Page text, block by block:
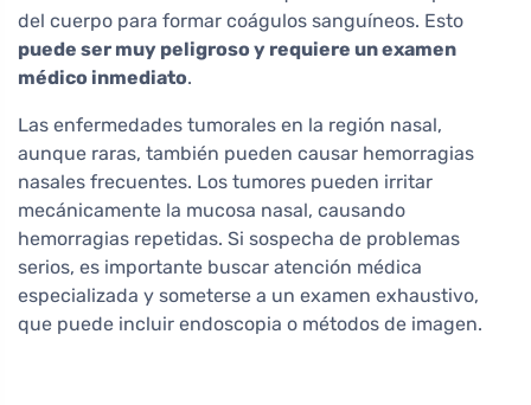
del cuerpo para formar coágulos sanguíneos. Esto
puede ser muy peligroso y requiere un examen
médico inmediato.
Las enfermedades tumorales en la región nasal,
aunque raras, también pueden causar hemorragias
nasales frecuentes. Los tumores pueden irritar
mecánicamente la mucosa nasal, causando
hemorragias repetidas. Si sospecha de problemas
serios, es importante buscar atención médica
especializada y someterse a un examen exhaustivo,
que puede incluir endoscopia o métodos de imagen.